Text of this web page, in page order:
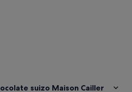
suizo Maison Cailler